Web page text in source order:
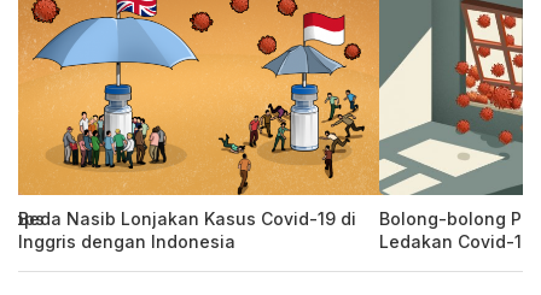
Beda Nasib Lonjakan Kasus Covid-19 di
Inggris dengan Indonesia
Bolong-bolong
Ledakan Covid-19